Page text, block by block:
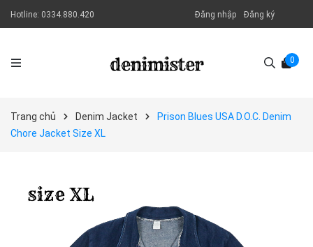
Hotline: 0334.880.420 Đăng nhập Đăng ký
0
Trang chủ Denim Jacket
Prison Blues USA D.O.C. Denim
Chore Jacket Size XL